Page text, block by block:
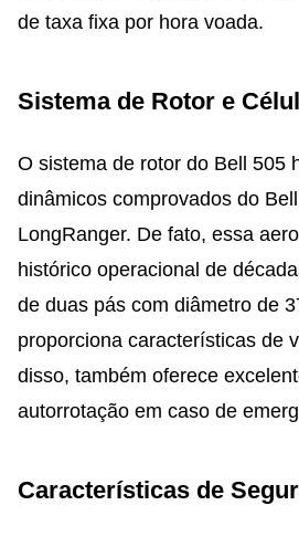
de taxa fixa por hora voada.
Sistema de Rotor e
O sistema de rotor do Bell 505
dinâmicos comprovados do
LongRanger. De fato, essa
histórico operacional de
de duas pás com diâmetro de
proporciona características de
disso, também oferece
autorrotação em caso de
Características de